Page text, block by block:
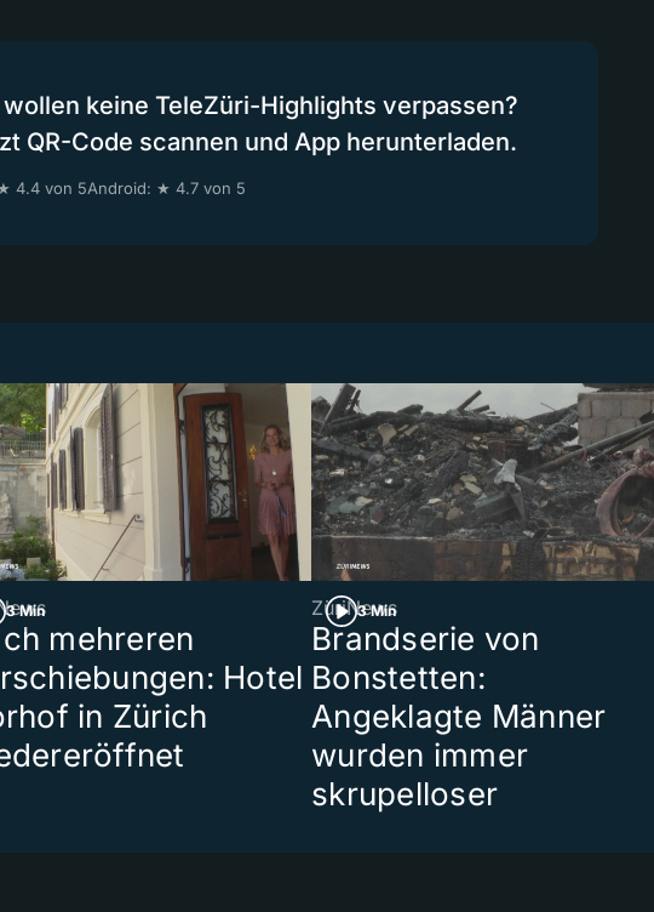
wollen keine TeleZüri-Highlights verpassen?
QR-Code scannen und App herunterladen.
4.4 von 5Android: ★ 4.7 von 5
3 Min
mehreren
Hotel
in Zürich
3 Min
ZüriNews
Brandserie von
Bonstetten:
Angeklagte Männer
wurden immer
skrupelloser